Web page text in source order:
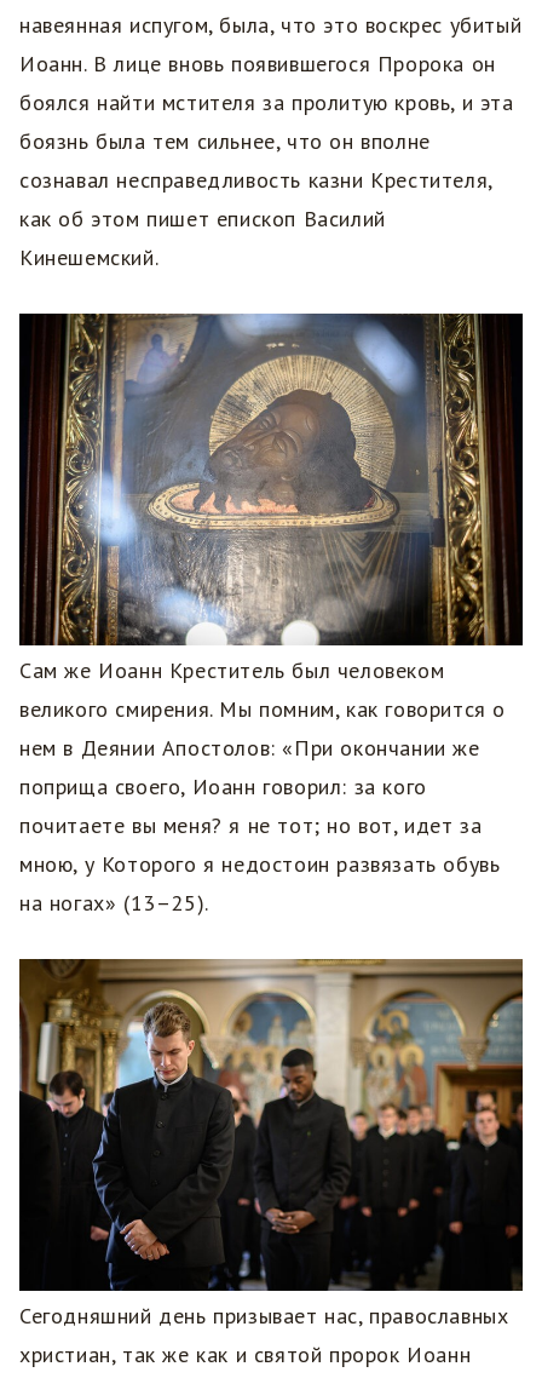
навеянная испугом, была, что это воскрес убитый
Иоанн. В лице вновь появившегося Пророка он
боялся найти мстителя за пролитую кровь, и эта
боязнь была тем сильнее, что он вполне
сознавал несправедливость казни Крестителя,
как об этом пишет епископ Василий
Кинешемский.
Сам же Иоанн Креститель был человеком
великого смирения. Мы помним, как говорится о
нем в Деянии Апостолов: «При окончании же
поприща своего, Иоанн говорил: за кого
почитаете вы меня? я не тот; но вот, идет за
мною, у Которого я недостоин развязать обувь
на ногах» (13–25).
Сегодняшний день призывает нас, православных
христиан, так же как и святой пророк Иоанн